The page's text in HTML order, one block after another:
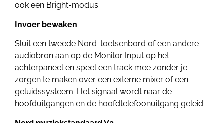
ook een Bright-modus.
Invoer bewaken
Sluit een tweede Nord-toetsenbord of een andere
audiobron aan op de Monitor Input op het
achterpaneel en speel een track mee zonder je
zorgen te maken over een externe mixer of een
geluidssysteem. Het signaal wordt naar de
hoofduitgangen en de hoofdtelefoonuitgang geleid.